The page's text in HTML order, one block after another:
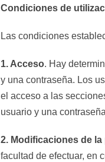
Condiciones de
Las condiciones
1. Acceso. Hay
y una contraseña. Los
el acceso a las
usuario y una
2. Modificaciones de
facultad de efectuar, en